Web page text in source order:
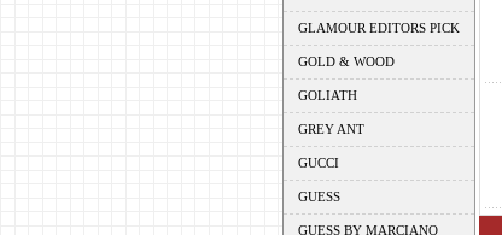
GLAMOUR EDITORS PICK
GOLD & WOOD
GOLIATH
GREY ANT
GUCCI
GUESS
GUESS BY MARCIANO